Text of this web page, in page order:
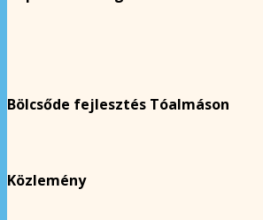
Bölcsőde fejlesztés Tóalmáson
Közlemény